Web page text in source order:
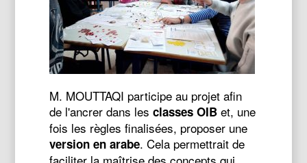
M. MOUTTAQI participe au projet afin
de l'ancrer dans lesclasses OIB et, une
fois les règles finalisées, proposer une
version en arabe. Cela permettrait de